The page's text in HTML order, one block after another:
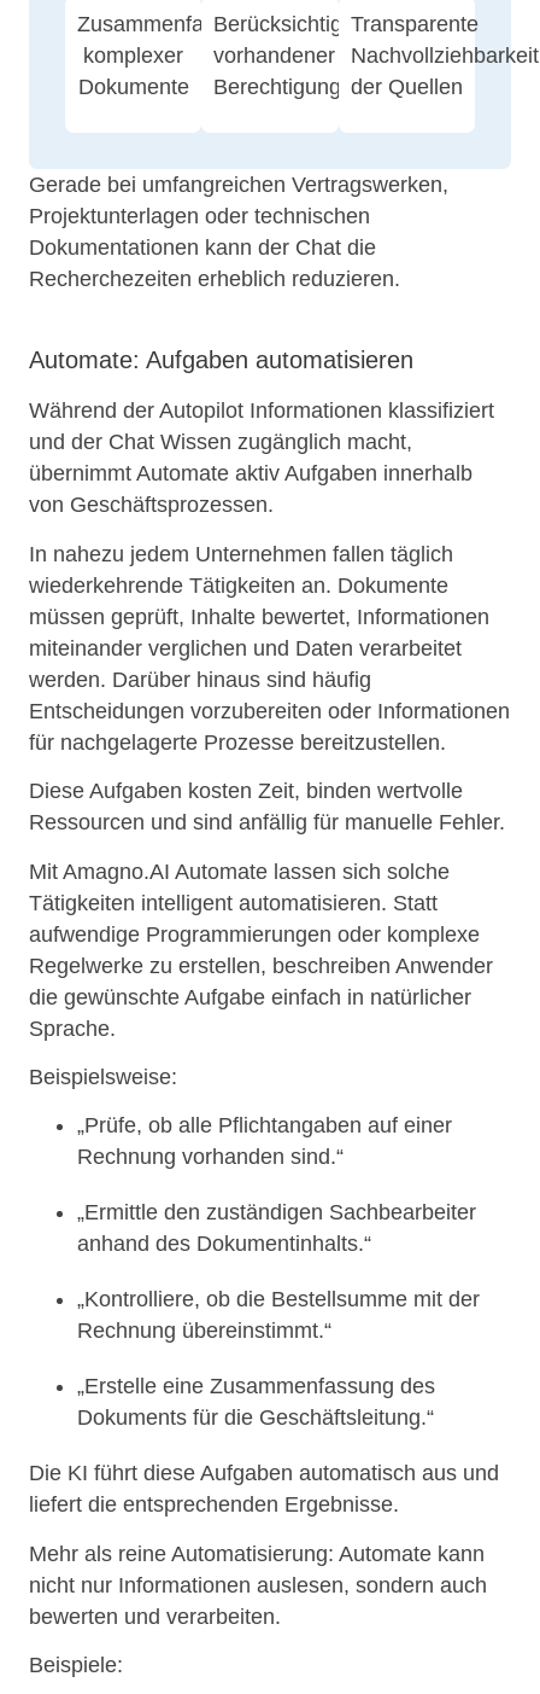
Zusammenfassungen
komplexer
Dokumente
Berücksichtigung
vorhandener
Berechtigungen
Transparente
Nachvollziehbarkeit
der Quellen
Gerade bei umfangreichen Vertragswerken,
Projektunterlagen oder technischen
Dokumentationen kann der Chat die
Recherchezeiten erheblich reduzieren.
Automate: Aufgaben automatisieren
Während der Autopilot Informationen klassifiziert
und der Chat Wissen zugänglich macht,
übernimmt Automate aktiv Aufgaben innerhalb
von Geschäftsprozessen.
In nahezu jedem Unternehmen fallen täglich
wiederkehrende Tätigkeiten an. Dokumente
müssen geprüft, Inhalte bewertet, Informationen
miteinander verglichen und Daten verarbeitet
werden. Darüber hinaus sind häufig
Entscheidungen vorzubereiten oder Informationen
für nachgelagerte Prozesse bereitzustellen.
Diese Aufgaben kosten Zeit, binden wertvolle
Ressourcen und sind anfällig für manuelle Fehler.
Mit Amagno.AI Automate lassen sich solche
Tätigkeiten intelligent automatisieren. Statt
aufwendige Programmierungen oder komplexe
Regelwerke zu erstellen, beschreiben Anwender
die gewünschte Aufgabe einfach in natürlicher
Sprache.
Beispielsweise:
„Prüfe, ob alle Pflichtangaben auf einer
Rechnung vorhanden sind.“
„Ermittle den zuständigen Sachbearbeiter
anhand des Dokumentinhalts.“
„Kontrolliere, ob die Bestellsumme mit der
Rechnung übereinstimmt.“
„Erstelle eine Zusammenfassung des
Dokuments für die Geschäftsleitung.“
Die KI führt diese Aufgaben automatisch aus und
liefert die entsprechenden Ergebnisse.
Mehr als reine Automatisierung: Automate kann
nicht nur Informationen auslesen, sondern auch
bewerten und verarbeiten.
Beispiele: